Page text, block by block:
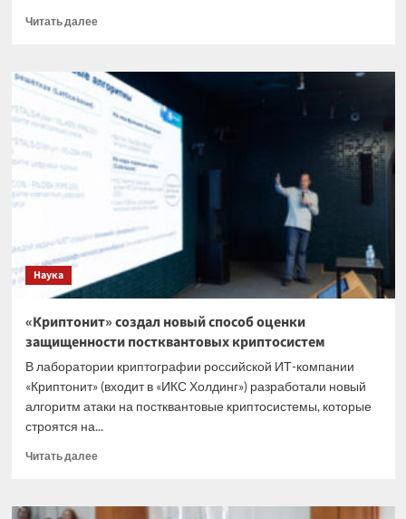
Читать далееПрочитать
Жизнеобеспечение
в
экстремальных
условиях.
Ученые
рассказали
растениях
станции
Антарктиде
Наука
«Криптонит» создал новый способ оценки
защищенности постквантовых криптосистем
В лаборатории криптографии российской ИТ-компании
«Криптонит» (входит в «ИКС Холдинг») разработали новый
алгоритм атаки на постквантовые криптосистемы, которые
строятся на...
Читать далееПрочитать
«Криптонит»